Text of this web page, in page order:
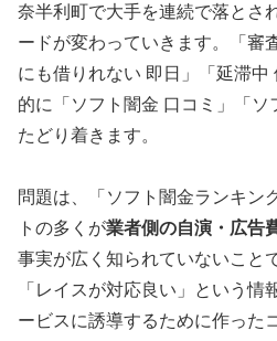
奈半利町で大手を連続で落とさ
ードが変わっていきます。「審
にも借りれない 即日」「延滞中
的に「ソフト闇金 口コミ」「
たどり着きます。
問題は、「ソフト闇金ランキン
トの多くが業者側の自演・広告
事実が広く知られていないこと
「レイスが対応良い」という情
ービスに誘導するために作った